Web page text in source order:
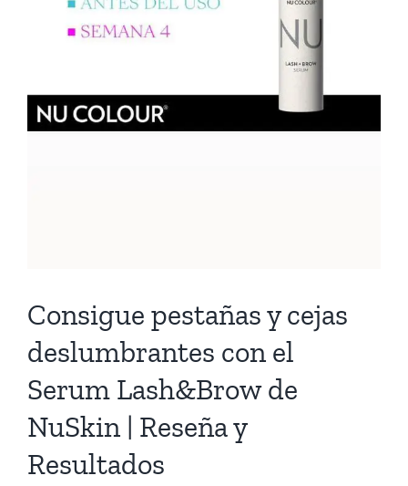
Consigue pestañas y cejas
deslumbrantes con el
Serum Lash&Brow de
NuSkin | Reseña y
Resultados